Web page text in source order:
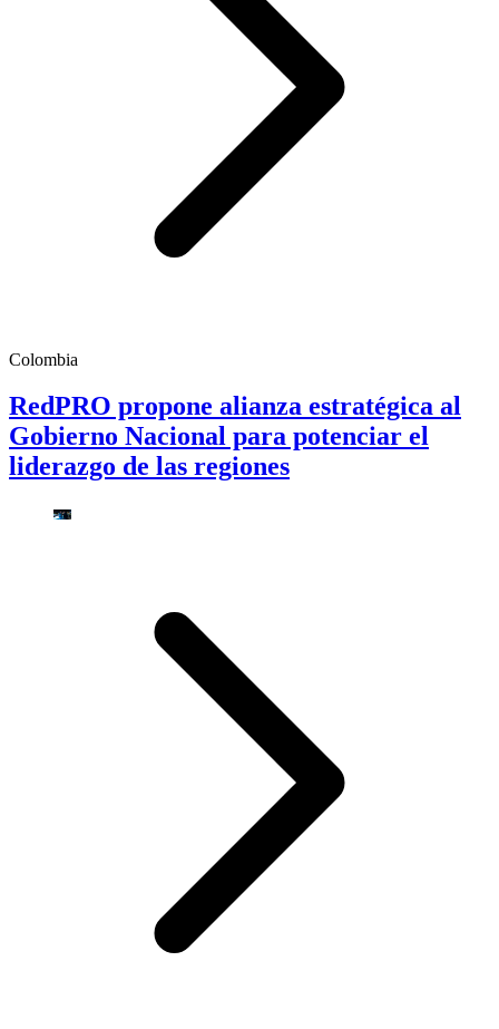
Colombia
RedPRO propone alianza estratégica al
Gobierno Nacional para potenciar el
liderazgo de las regiones